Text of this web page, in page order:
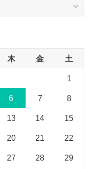
木 金 土
1
6 7 8
13 14 15
20 21 22
27 28 29